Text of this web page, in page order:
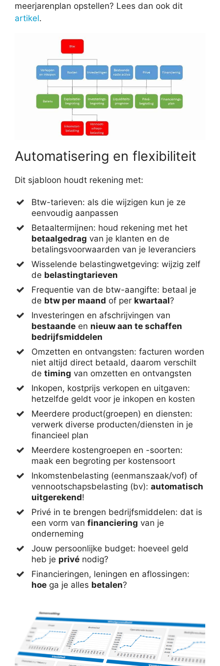
meerjarenplan opstellen? Lees dan ook dit
artikel.
Automatisering en flexibiliteit
Dit sjabloon houdt rekening met:
Btw-tarieven: als die wijzigen kun je ze
eenvoudig aanpassen
Betaaltermijnen: houd rekening met het
betaalgedrag van je klanten en de
betalingsvoorwaarden van je leveranciers
Wisselende belastingwetgeving: wijzig zelf
de belastingtarieven
Frequentie van de btw-aangifte: betaal je
de btw per maand of per kwartaal?
Investeringen en afschrijvingen van
bestaande en nieuw aan te schaffen
bedrijfsmiddelen
Omzetten en ontvangsten: facturen worden
niet altijd direct betaald, daarom verschilt
de timing van omzetten en ontvangsten
Inkopen, kostprijs verkopen en uitgaven:
hetzelfde geldt voor je inkopen en kosten
Meerdere product(groepen) en diensten:
verwerk diverse producten/diensten in je
financieel plan
Meerdere kostengroepen en -soorten:
maak een begroting per kostensoort
Inkomstenbelasting (eenmanszaak/vof) of
vennootschapsbelasting (bv): automatisch
uitgerekend!
Privé in te brengen bedrijfsmiddelen: dat is
een vorm van financiering van je
onderneming
Jouw persoonlijke budget: hoeveel geld
heb je privé nodig?
Financieringen, leningen en aflossingen:
hoe ga je alles betalen?